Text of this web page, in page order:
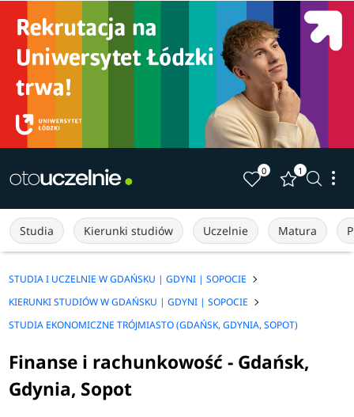
0 1
Studia Kierunki studiów Uczelnie Matura
STUDIA I UCZELNIE W GDAŃSKU | GDYNI | SOPOCIE
KIERUNKI STUDIÓW W GDAŃSKU | GDYNI | SOPOCIE
STUDIA EKONOMICZNE TRÓJMIASTO (GDAŃSK, GDYNIA, SOPOT)
Finanse i rachunkowość - Gdańsk,
Gdynia, Sopot